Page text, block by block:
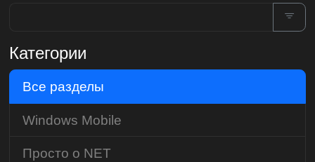
Категории
Все разделы
Windows Mobile
Просто о NET